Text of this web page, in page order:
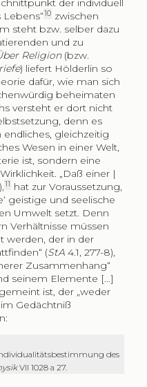
der individuell
10 zwischen
steht bzw. selber dazu
und zu
Religion(bzw.
) liefert Hölderlin so
dafür, wie man sich
beheimaten
versteht er dort nicht
denn es
gleichzeitig
Wesen in einer Welt,
ist, sondern eine
„Daß einer |
11 hat zur Voraussetzung,
geistige und seelische
Umwelt setzt. Denn
Verhältnisse müssen
werden, der in der
(StA4.1, 277-8),
Zusammenhang“
seinem Elemente […]
ist, der „weder
Gedächtniß
des
VII 1028 a 27.